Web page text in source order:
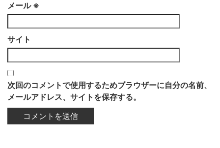
メール ※
サイト
次回のコメントで使用するためブラウザーに自分の名前、
メールアドレス、サイトを保存する。